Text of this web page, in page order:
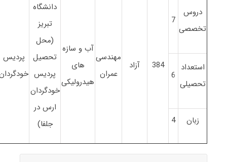
دروس
تخصصی
7
384 آزاد
مهندسی
عمران
آب و سازه
های
هیدرولیکی
دانشگاه
تبریز
(محل
تحصیل
پردیس
خودگردان
ارس در
جلفا)
پردیس
استعداد
تحصیلی
6
زبان 4